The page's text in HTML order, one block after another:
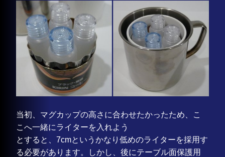
当初、マグカップの高さに合わせたかったため、こ
こへ一緒にライターを入れよう
とすると、7cmというかなり低めのライターを採用す
る必要があります。しかし、後にテーブル面保護用